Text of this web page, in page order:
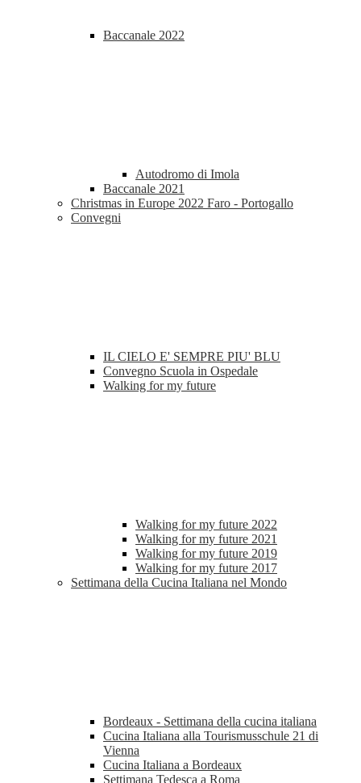
Baccanale 2022
Autodromo di Imola
Baccanale 2021
Christmas in Europe 2022 Faro - Portogallo
Convegni
IL CIELO E' SEMPRE PIU' BLU
Convegno Scuola in Ospedale
Walking for my future
Walking for my future 2022
Walking for my future 2021
Walking for my future 2019
Walking for my future 2017
Settimana della Cucina Italiana nel Mondo
Bordeaux - Settimana della cucina italiana
Cucina Italiana alla Tourismusschule 21 di
Vienna
Cucina Italiana a Bordeaux
Settimana Tedesca a Roma